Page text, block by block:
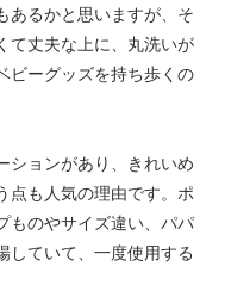
あるかと思いますが、そ
て丈夫な上に、丸洗いが
ビーグッズを持ち歩くの
ションがあり、きれいめ
点も人気の理由です。ポ
ものやサイズ違い、パパ
していて、一度使用する